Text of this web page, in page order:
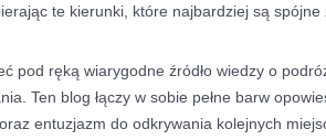
te kierunki, które najbardziej są
pod ręką wiarygodne źródło wiedzy o
Ten blog łączy w sobie pełne barw
entuzjazm do odkrywania kolejnych